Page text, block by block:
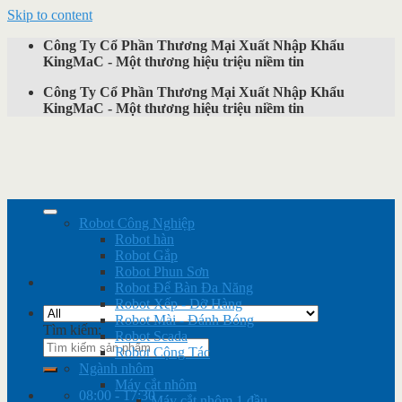
Skip to content
Công Ty Cổ Phần Thương Mại Xuất Nhập Khẩu
KingMaC - Một thương hiệu triệu niềm tin
Công Ty Cổ Phần Thương Mại Xuất Nhập Khẩu
KingMaC - Một thương hiệu triệu niềm tin
Tìm kiếm:
08:00 - 17:30
Robot Công Nghiệp
Robot hàn
Robot Gắp
Robot Phun Sơn
Robot Để Bàn Đa Năng
Robot Xếp - Dỡ Hàng
Robot Mài - Đánh Bóng
Robot Scada
Robot Cộng Tác
Ngành nhôm
Máy cắt nhôm